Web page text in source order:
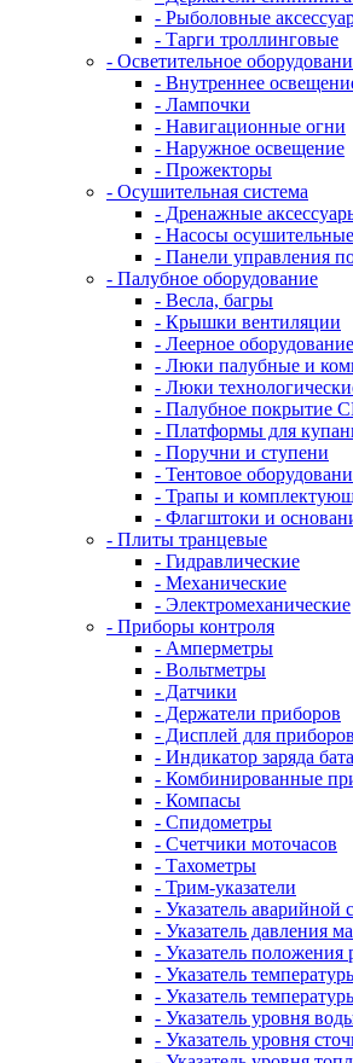
- Рыболовные
- Тарги троллинговые
- Осветительное
- Внутреннее
- Лампочки
- Навигационные огни
- Наружное освещение
- Прожекторы
- Осушительная система
- Дренажные
- Насосы осушительные
- Панели управления
- Палубное оборудование
- Весла, багры
- Крышки вентиляции
- Леерное оборудование
- Люки палубные и
- Люки
- Палубное покрытие
- Платформы для
- Поручни и ступени
- Тентовое
- Трапы и
- Флагштоки и
- Плиты транцевые
- Гидравлические
- Механические
- Электромеханические
- Приборы контроля
- Амперметры
- Вольтметры
- Датчики
- Держатели приборов
- Дисплей для приборов
- Индикатор заряда
- Комбинированные
- Компасы
- Спидометры
- Счетчики моточасов
- Тахометры
- Трим-указатели
- Указатель аварийной
- Указатель давления
- Указатель положения
- Указатель
- Указатель
- Указатель уровня
- Указатель уровня